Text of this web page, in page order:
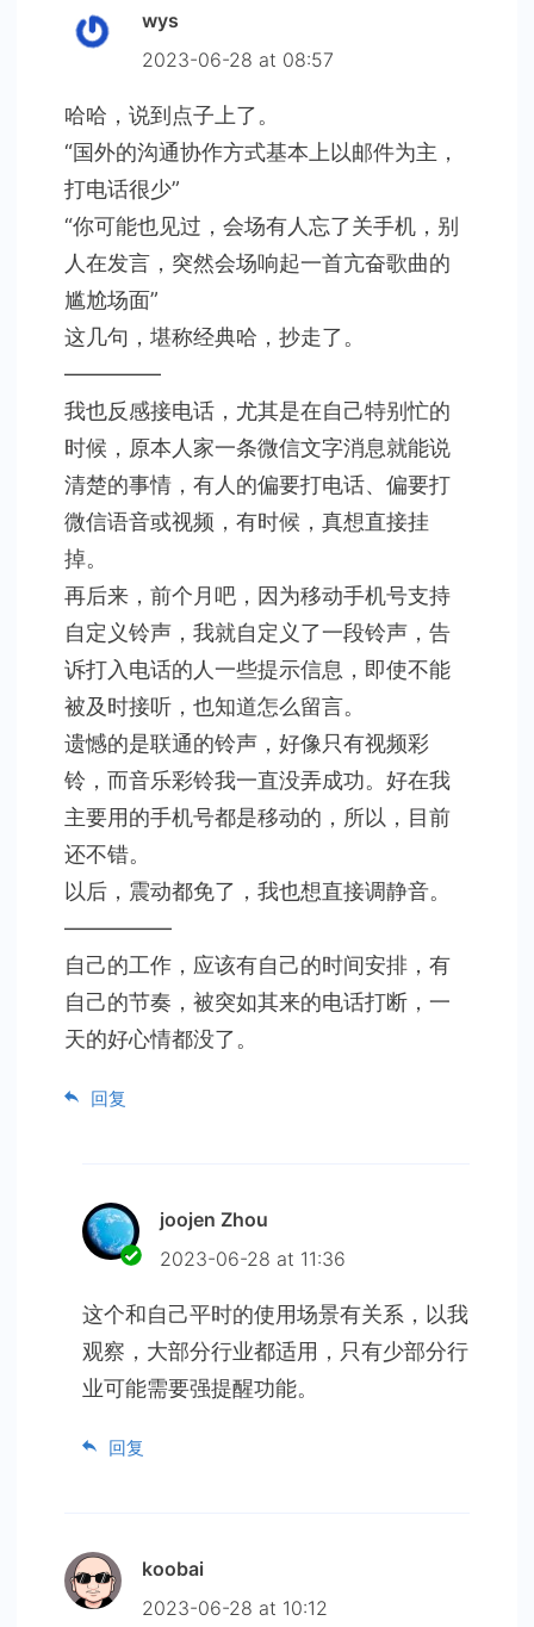
wys
2023-06-28 at 08:57
哈哈，说到点子上了。
“国外的沟通协作方式基本上以邮件为主，
打电话很少”
“你可能也见过，会场有人忘了关手机，别
人在发言，突然会场响起一首亢奋歌曲的
尴尬场面”
这几句，堪称经典哈，抄走了。
————–
我也反感接电话，尤其是在自己特别忙的
时候，原本人家一条微信文字消息就能说
清楚的事情，有人的偏要打电话、偏要打
微信语音或视频，有时候，真想直接挂
掉。
再后来，前个月吧，因为移动手机号支持
自定义铃声，我就自定义了一段铃声，告
诉打入电话的人一些提示信息，即使不能
被及时接听，也知道怎么留言。
遗憾的是联通的铃声，好像只有视频彩
铃，而音乐彩铃我一直没弄成功。好在我
主要用的手机号都是移动的，所以，目前
还不错。
以后，震动都免了，我也想直接调静音。
—————
自己的工作，应该有自己的时间安排，有
自己的节奏，被突如其来的电话打断，一
天的好心情都没了。
回复
joojen Zhou
2023-06-28 at 11:36
这个和自己平时的使用场景有关系，以我
观察，大部分行业都适用，只有少部分行
业可能需要强提醒功能。
回复
koobai
2023-06-28 at 10:12